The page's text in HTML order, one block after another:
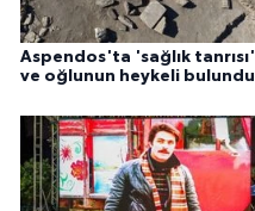
Aspendos'ta 'sağlık tanrısı'
ve oğlunun heykeli bulundu